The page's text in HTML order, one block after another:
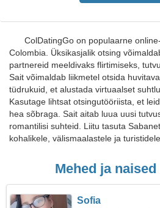
ColDatingGo on populaarne
Colombia. Üksikasjalik otsing
partnereid meeldivaks flirtimiseks,
Sait võimaldab liikmetel otsida
tüdrukuid, et alustada virtuaalset
Kasutage lihtsat otsingutööriista, et
hea sõbraga. Sait aitab luua uusi
romantilisi suhteid. Liitu tasuta
kohalikele, välismaalastele ja turistidele.
Mehed ja
Sofia